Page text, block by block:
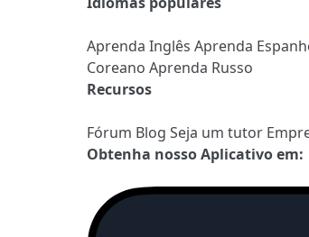
Aprenda Inglês Aprenda
Coreano Aprenda Russo
Recursos
Fórum Blog Seja um tutor
Obtenha nosso Aplicativo em: